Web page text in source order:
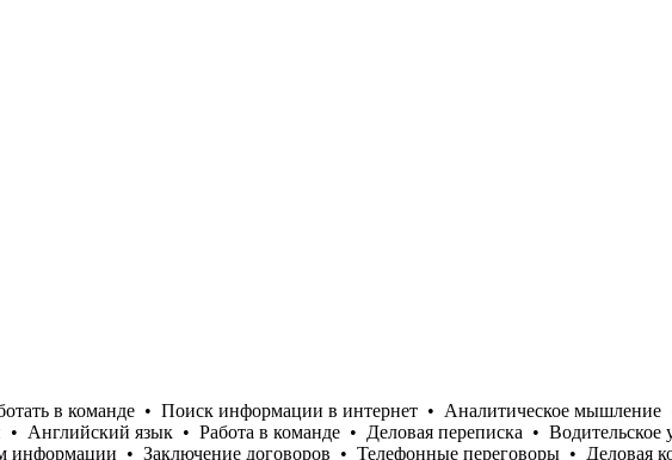
в команде • Поиск информации в интернет • Аналитическое мышление
• Английский язык • Работа в команде • Деловая переписка • Водительское
информации • Заключение договоров • Телефонные переговоры • Деловая